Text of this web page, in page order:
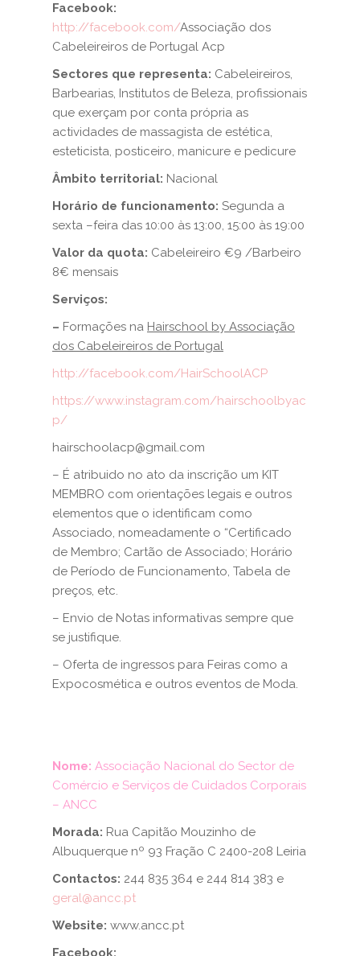
Facebook:
http://facebook.com/Associação dos
Cabeleireiros de Portugal Acp
Sectores que representa: Cabeleireiros,
Barbearias, Institutos de Beleza, profissionais
que exerçam por conta própria as
actividades de massagista de estética,
esteticista, posticeiro, manicure e pedicure
Âmbito territorial: Nacional
Horário de funcionamento: Segunda a
sexta –feira das 10:00 às 13:00, 15:00 às 19:00
Valor da quota: Cabeleireiro €9 /Barbeiro
8€ mensais
Serviços:
– Formações na Hairschool by Associação
dos Cabeleireiros de Portugal
http://facebook.com/HairSchoolACP
https://www.instagram.com/hairschoolbyac
p/
hairschoolacp@gmail.com
– É atribuido no ato da inscrição um KIT
MEMBRO com orientações legais e outros
elementos que o identificam como
Associado, nomeadamente o “Certificado
de Membro; Cartão de Associado; Horário
de Período de Funcionamento, Tabela de
preços, etc.
– Envio de Notas informativas sempre que
se justifique.
– Oferta de ingressos para Feiras como a
Expocosmética e outros eventos de Moda.
Nome: Associação Nacional do Sector de
Comércio e Serviços de Cuidados Corporais
– ANCC
Morada: Rua Capitão Mouzinho de
Albuquerque nº 93 Fração C 2400-208 Leiria
Contactos: 244 835 364 e 244 814 383 e
geral@ancc.pt
Website: www.ancc.pt
Facebook: